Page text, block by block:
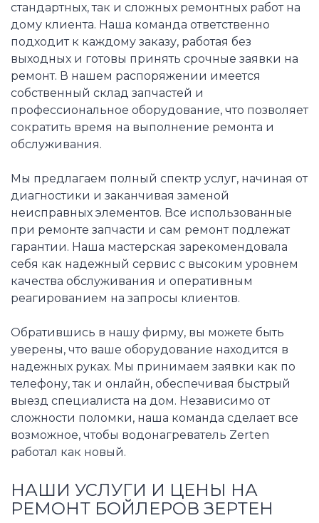
стандартных, так и сложных ремонтных работ на
дому клиента. Наша команда ответственно
подходит к каждому заказу, работая без
выходных и готовы принять срочные заявки на
ремонт. В нашем распоряжении имеется
собственный склад запчастей и
профессиональное оборудование, что позволяет
сократить время на выполнение ремонта и
обслуживания.
Мы предлагаем полный спектр услуг, начиная от
диагностики и заканчивая заменой
неисправных элементов. Все использованные
при ремонте запчасти и сам ремонт подлежат
гарантии. Наша мастерская зарекомендовала
себя как надежный сервис с высоким уровнем
качества обслуживания и оперативным
реагированием на запросы клиентов.
Обратившись в нашу фирму, вы можете быть
уверены, что ваше оборудование находится в
надежных руках. Мы принимаем заявки как по
телефону, так и онлайн, обеспечивая быстрый
выезд специалиста на дом. Независимо от
сложности поломки, наша команда сделает все
возможное, чтобы водонагреватель Zerten
работал как новый.
НАШИ УСЛУГИ И ЦЕНЫ НА
РЕМОНТ БОЙЛЕРОВ ЗЕРТЕН